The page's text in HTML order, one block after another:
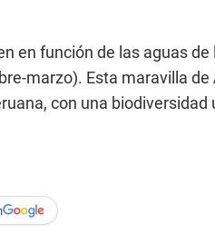
en función de las aguas de
marzo). Esta maravilla de
con una biodiversidad